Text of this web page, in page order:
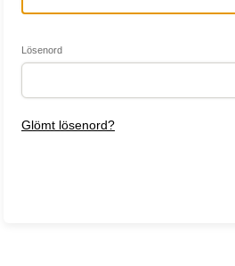
Lösenord
Glömt lösenord?